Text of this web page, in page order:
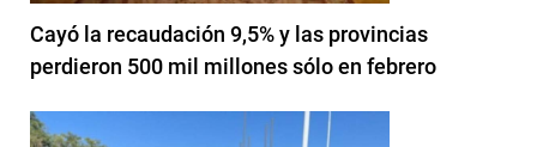
Cayó la recaudación 9,5% y las provincias
perdieron 500 mil millones sólo en febrero